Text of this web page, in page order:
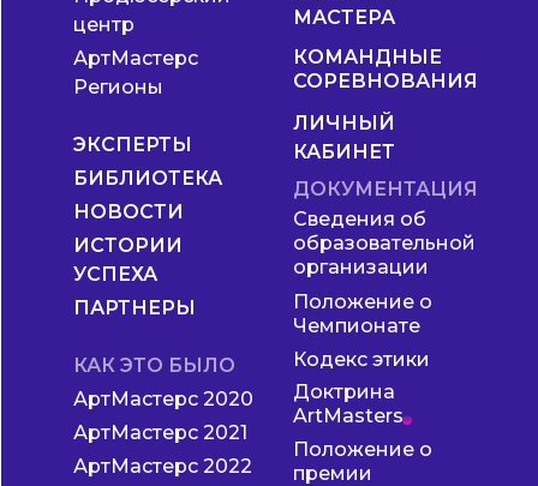
КОМАНДНЫЕ
СОРЕВНОВАНИЯ
МАСТЕРА
ЭКСПЕРТЫ
БИБЛИОТЕКА
НОВОСТИ
ИСТОРИИ
УСПЕХА
ПАРТНЕРЫ
ЛИЧНЫЙ
КАБИНЕТ
центр
АртМастерс
Регионы
КАК ЭТО БЫЛО
АртМастерс 2020
АртМастерс 2021
АртМастерс 2022
ДОКУМЕНТАЦИЯ
Сведения об
образовательной
организации
Положение о
Чемпионате
Кодекс этики
Доктрина
ArtMasters
Положение о
премии